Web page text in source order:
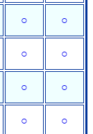
○ ○
○ ○
○ ○
○ ○